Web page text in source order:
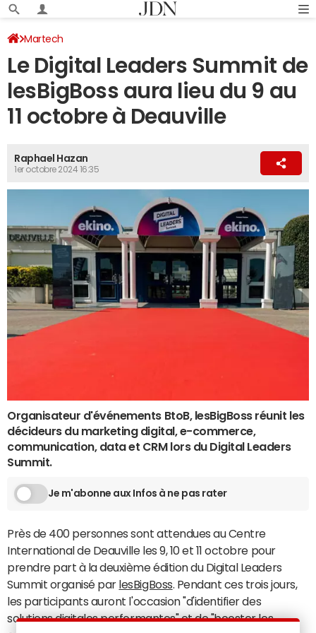
Martech
Le Digital Leaders Summit de
lesBigBoss aura lieu du 9 au
11 octobre à Deauville
Raphael Hazan
1er octobre 2024 16:35
Organisateur d'événements BtoB, lesBigBoss réunit les
décideurs du marketing digital, e-commerce,
communication, data et CRM lors du Digital Leaders
Summit.
Je m'abonne aux Infos à ne pas rater
Près de 400 personnes sont attendues au Centre
International de Deauville les 9, 10 et 11 octobre pour
prendre part à la deuxième édition du Digital Leaders
Summit organisé par lesBigBoss . Pendant ces trois jours,
les participants auront l'occasion "d'identifier des
solutions digitales performantes" et de "booster les